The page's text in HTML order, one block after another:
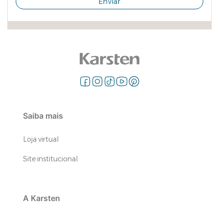
Saiba mais
Loja virtual
Site institucional
A Karsten